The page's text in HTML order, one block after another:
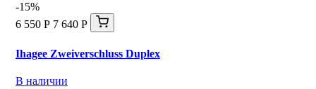
-15%
6 550 Р 7 640 Р
Ihagee Zweiverschluss Duplex
В наличии